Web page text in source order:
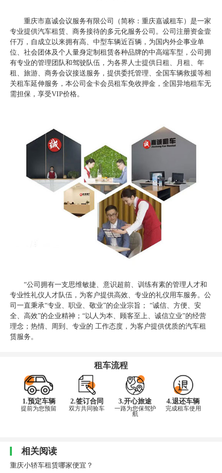
重庆市嘉诚会议服务有限公司（简称：重庆嘉诚租车）是一家
专业提供汽车租赁、商务接待的多元化服务公司。公司注册资金壹
仟万，自成立以来拥有高、中型车辆近百辆，为国内外企事业单
位、社会团体及个人量身定制租赁各种品牌的中高端车型，公司拥
有专业的管理团队和驾驶队伍，为各界人士提供日租、月租、年
租、旅游、商务会议接送服务，提供委托管理、全国车辆救援等相
关租车延伸服务，本公司金卡会员租车免收押金，全国异地租车无
需担保，享受VIP价格。
“公司拥有一支思维敏捷、意识超前、训练有素的管理人才和
专业性礼仪人才队伍，为客户提供高效、专业的礼仪用车服务。公
司一直秉承“专业、职业、敬业”的企业宗旨； “诚信、方便、安
全、高效”的企业精神；“以人为本、顾客至上、诚信立业”的经营
理念；热情、周到、专业的 工作态度，为客户提供优质的汽车租
赁服务。
租车流程
1.预定车辆
提前为您预留
2.签订合同
双方共同验车
3.开心旅途
一路为您保驾护
航
4.退还车辆
完成租车使用
相关阅读
重庆小轿车租赁哪家便宜？